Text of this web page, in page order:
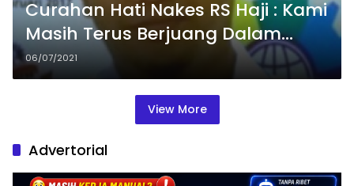
Curahan Hati Nakes RS Haji : Kami
Masih Terus Berjuang Dalam
Duka
06/07/2021
View More
Advertorial